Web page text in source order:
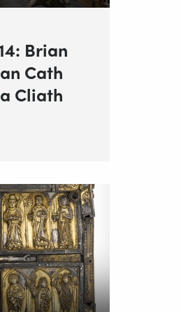
Brian
Cath
Cliath